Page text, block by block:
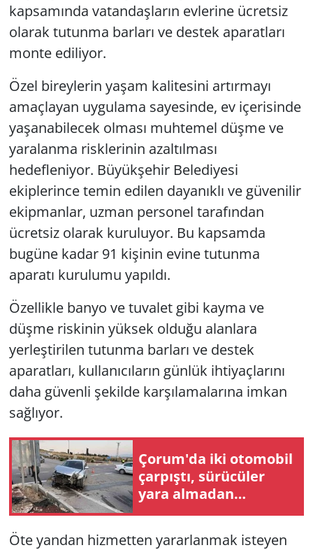
kapsamında vatandaşların evlerine ücretsiz
olarak tutunma barları ve destek aparatları
monte ediliyor.
Özel bireylerin yaşam kalitesini artırmayı
amaçlayan uygulama sayesinde, ev içerisinde
yaşanabilecek olması muhtemel düşme ve
yaralanma risklerinin azaltılması
hedefleniyor. Büyükşehir Belediyesi
ekiplerince temin edilen dayanıklı ve güvenilir
ekipmanlar, uzman personel tarafından
ücretsiz olarak kuruluyor. Bu kapsamda
bugüne kadar 91 kişinin evine tutunma
aparatı kurulumu yapıldı.
Özellikle banyo ve tuvalet gibi kayma ve
düşme riskinin yüksek olduğu alanlara
yerleştirilen tutunma barları ve destek
aparatları, kullanıcıların günlük ihtiyaçlarını
daha güvenli şekilde karşılamalarına imkan
sağlıyor.
Çorum'da iki otomobil
çarpıştı, sürücüler
yara almadan
kurtuldu
Öte yandan hizmetten yararlanmak isteyen